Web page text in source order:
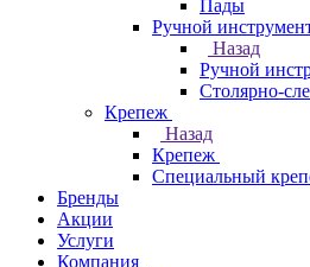
Пады
Ручной
Назад
Ручной
Столярно-
Крепеж
Назад
Крепеж
Специальный
Бренды
Акции
Услуги
Компания